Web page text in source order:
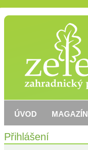
Přihlášení
ÚVOD MAGAZÍN